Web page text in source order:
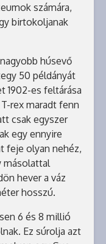
számára,
birtokoljanak
húsevő
50 példányát
1902-es feltárása
rex maradt fenn
csak egyszer
egy ennyire
feje olyan nehéz,
másolattal
hever a váz
hosszú.
6 és 8 millió
Ez súrolja azt